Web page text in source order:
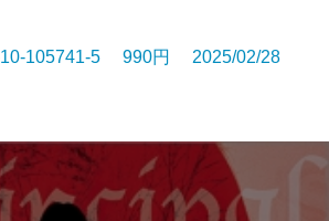
105741-5 990円 2025/02/28